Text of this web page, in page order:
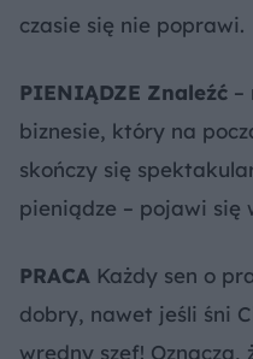
czasie się nie poprawi.
PIENIĄDZE Znaleźć –
biznesie, który na
skończy się
pieniądze – pojawi się
PRACA Każdy sen o
dobry, nawet jeśli śni
wredny szef! Oznacza,